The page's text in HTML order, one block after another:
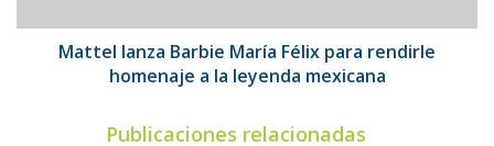
a
Mattel lanza Barbie María Félix para rendirle
homenaje a la leyenda mexicana
Publicaciones relacionadas